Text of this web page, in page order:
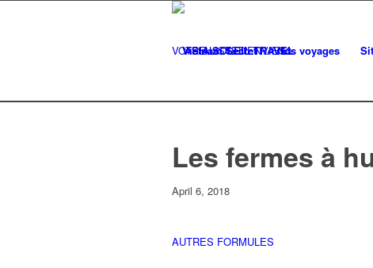
Vietnam Secret Nos voyages
VOTRE LISTED'ENVIES0
Les fermes à
April 6, 2018
AUTRES FORMULES